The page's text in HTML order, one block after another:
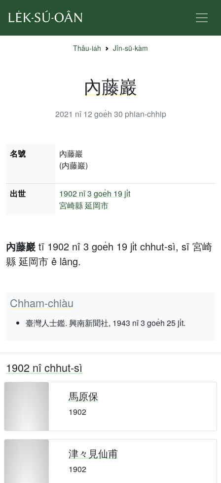
Thâu-ia̍h Jîn-sū-kàm
內藤巖
2021 nî 12 goe̍h 30 phian-chhip
內藤巖 tī 1902 nî 3 goe̍h 19 ji̍t chhut-sì, sī 宮崎
縣 延岡市 ê lâng.
Chham-chiàu
臺灣人士鑑. 興南新聞社, 1943 nî 3 goe̍h 25 ji̍t.
名號
內藤巖
(内藤巖)
出世 1902 nî3 goe̍h 19 ji̍t
宮崎縣延岡市
1902 nî chhut-sì
馬原保
1902
津々見仙甫
1902